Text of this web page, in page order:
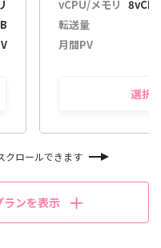
vCPU/メモリ
転送量
月間PV
選択
クロールできます
ランを表示